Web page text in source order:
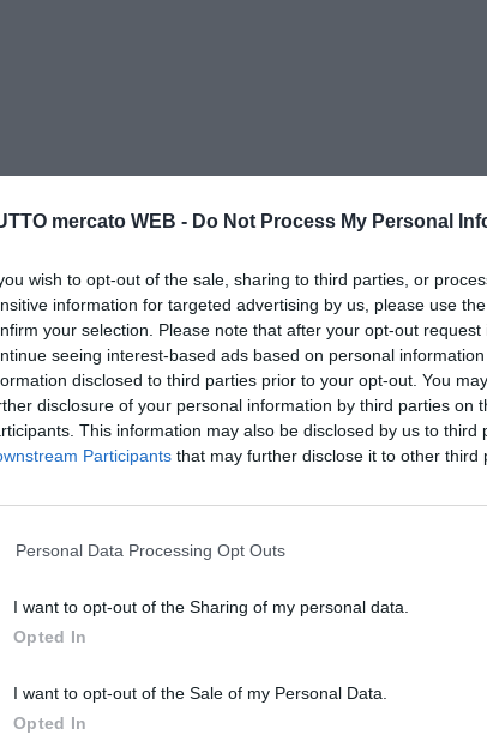
mercato WEB - Do Not Process My Personal
wish to opt-out of the sale, sharing to third parties, or
information for targeted advertising by us, please use
your selection. Please note that after your opt-out
seeing interest-based ads based on personal
disclosed to third parties prior to your opt-out. You
disclosure of your personal information by third parties on
This information may also be disclosed by us to third
Participants that may further disclose it to other third
Personal Data Processing Opt Outs
I want to opt-out of the Sharing of my personal data.
Opted In
I want to opt-out of the Sale of my Personal Data.
Opted In
United